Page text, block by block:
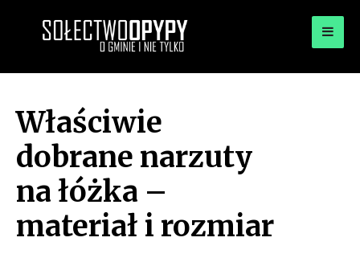
OPYPY.PL
Właściwie
dobrane narzuty
na łóżka –
materiał i rozmiar